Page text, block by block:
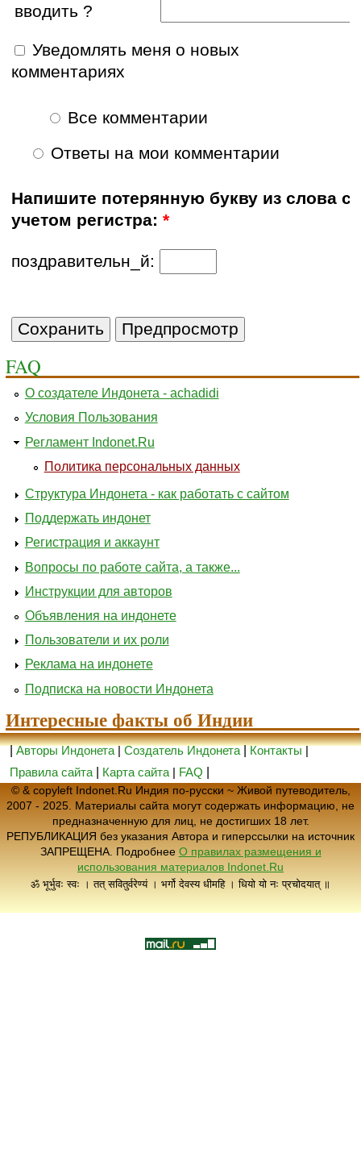
вводить ?
Уведомлять меня о новых
комментариях
Все комментарии
Ответы на мои комментарии
Напишите потерянную букву из слова с
учетом регистра:*
поздравительн_й:
FAQ
О создателе Индонета - achadidi
Условия Пользования
Регламент Indonet.Ru
Политика персональных данных
Структура Индонета - как работать с сайтом
Поддержать индонет
Регистрация и аккаунт
Вопросы по работе сайта, а также...
Инструкции для авторов
Объявления на индонете
Пользователи и их роли
Реклама на индонете
Подписка на новости Индонета
Интересные факты об Индии
|Авторы Индонета|Создатель Индонета|Контакты|
Правила сайта
Карта сайта | FAQ
© & copyleft Indonet.Ru Индия по-русски ~ Живой путеводитель,
2007 - 2025. Материалы сайта могут содержать информацию, не
предназначенную для лиц, не достигших 18 лет.
РЕПУБЛИКАЦИЯ без указания Автора и гиперссылки на источник
ЗАПРЕЩЕНА. Подробнее О правилах размещения и
использования материалов Indonet.Ru
ॐ भूर्भुवः स्वः । तत् सवितुर्वरेण्यं । भर्गो देवस्य धीमहि । धियो यो नः प्रचोदयात् ॥